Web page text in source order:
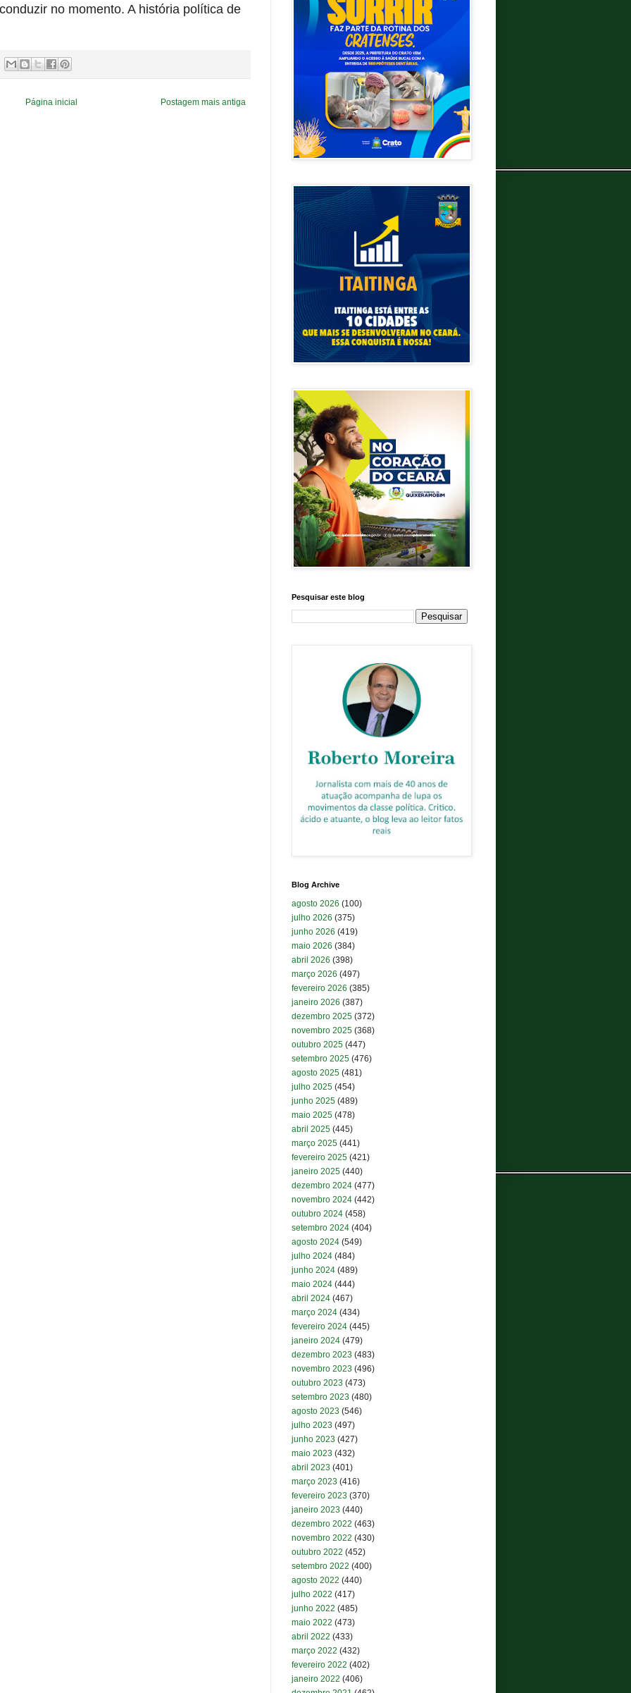
no momento. A história política de
Postagem mais antiga
Página inicial
Pesquisar este blog
Blog Archive
agosto 2026 (100)
julho 2026 (375)
junho 2026 (419)
maio 2026 (384)
abril 2026 (398)
março 2026 (497)
fevereiro 2026 (385)
janeiro 2026 (387)
dezembro 2025 (372)
novembro 2025 (368)
outubro 2025 (447)
setembro 2025 (476)
agosto 2025 (481)
julho 2025 (454)
junho 2025 (489)
maio 2025 (478)
abril 2025 (445)
março 2025 (441)
fevereiro 2025 (421)
janeiro 2025 (440)
dezembro 2024 (477)
novembro 2024 (442)
outubro 2024 (458)
setembro 2024 (404)
agosto 2024 (549)
julho 2024 (484)
junho 2024 (489)
maio 2024 (444)
abril 2024 (467)
março 2024 (434)
fevereiro 2024 (445)
janeiro 2024 (479)
dezembro 2023 (483)
novembro 2023 (496)
outubro 2023 (473)
setembro 2023 (480)
agosto 2023 (546)
julho 2023 (497)
junho 2023 (427)
maio 2023 (432)
abril 2023 (401)
março 2023 (416)
fevereiro 2023 (370)
janeiro 2023 (440)
dezembro 2022 (463)
novembro 2022 (430)
outubro 2022 (452)
setembro 2022 (400)
agosto 2022 (440)
julho 2022 (417)
junho 2022 (485)
maio 2022 (473)
abril 2022 (433)
março 2022 (432)
fevereiro 2022 (402)
janeiro 2022 (406)